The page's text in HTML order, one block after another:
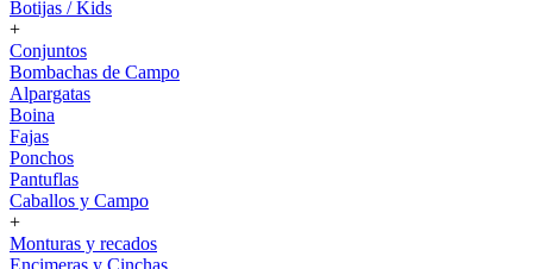
Botijas / Kids
+
Conjuntos
Bombachas de Campo
Alpargatas
Boina
Fajas
Ponchos
Pantuflas
Caballos y Campo
+
Monturas y recados
Encimeras y Cinchas